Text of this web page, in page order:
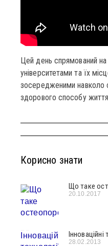
Цей день спрямований на
університетами та їх
зосередженими навколо
здорового способу
Корисно знати
Що таке
20.10.2017
Інноваційні
28.02.2013